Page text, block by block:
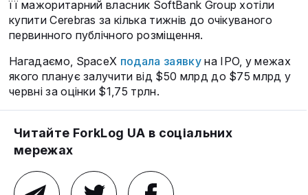
її мажоритарний власник SoftBank Group хотіли
купити Cerebras за кілька тижнів до очікуваного
первинного публічного розміщення.
Нагадаємо, SpaceX подала заявкуна IPO, у межах
якого планує залучити від $50 млрд до $75 млрд у
червні за оцінки $1,75 трлн.
Читайте ForkLog UA в соціальних
мережах